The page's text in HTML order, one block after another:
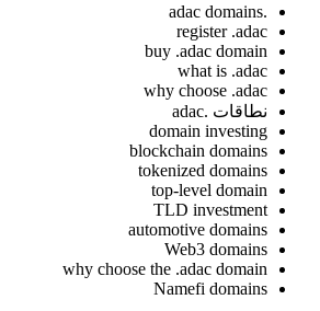
.adac domains
register .adac
buy .adac domain
what is .adac
why choose .adac
نطاقات .adac
domain investing
blockchain domains
tokenized domains
top-level domain
TLD investment
automotive domains
Web3 domains
why choose the .adac domain
Namefi domains